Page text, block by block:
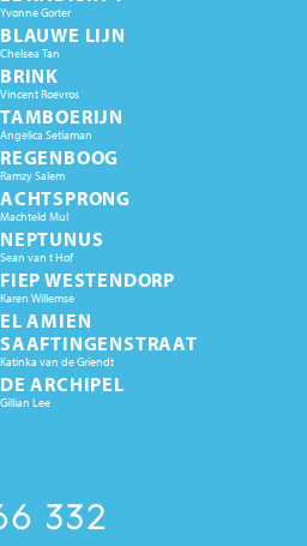
Yvonne Gorter
BLAUWE LIJN
Chelsea Tan
BRINK
Vincent Roevros
TAMBOERIJN
Angelica Setiaman
REGENBOOG
Ramzy Salem
ACHTSPRONG
Machteld Mul
NEPTUNUS
Sean van t Hof
FIEP WESTENDORP
Karen Willemse
EL AMIEN
SAAFTINGENSTRAAT
Katinka van de Griendt
DE ARCHIPEL
Gillian Lee
332